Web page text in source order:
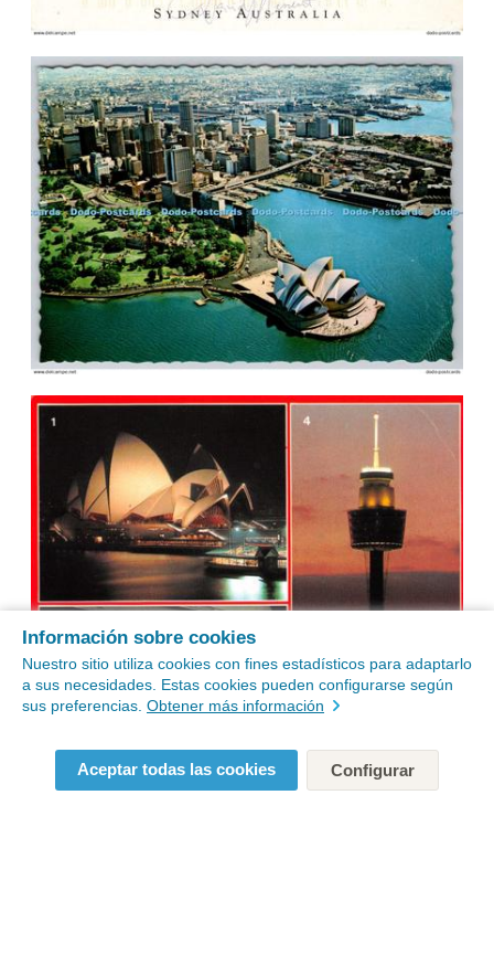
Información sobre cookies
Nuestro sitio utiliza cookies con fines estadísticos para adaptarlo
a sus necesidades. Estas cookies pueden configurarse según
sus preferencias. Obtener más información
Aceptar todas las cookies Configurar